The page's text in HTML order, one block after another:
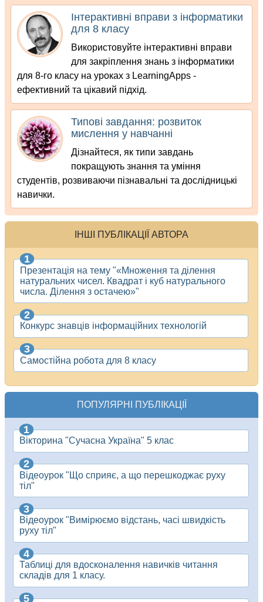
Інтерактивні вправи з інформатики
для 8 класу
Використовуйте інтерактивні вправи
для закріплення знань з інформатики
для 8-го класу на уроках з LearningApps -
ефективний та цікавий підхід.
Типові завдання: розвиток
мислення у навчанні
Дізнайтеся, як типи завдань
покращують знання та уміння
студентів, розвиваючи пізнавальні та дослідницькі
навички.
ІНШІ ПУБЛІКАЦІЇ АВТОРА
Презентація на тему "«Множення та ділення
натуральних чисел. Квадрат і куб натурального
числа. Ділення з остачею»"
Конкурс знавців інформаційних технологій
Самостійна робота для 8 класу
ПОПУЛЯРНІ ПУБЛІКАЦІЇ
Вікторина "Сучасна Україна" 5 клас
Відеоурок "Що сприяє, а що перешкоджає руху
тіл"
Відеоурок "Вимірюємо відстань, часі швидкість
руху тіл"
Таблиці для вдосконалення навичків читання
складів для 1 класу.